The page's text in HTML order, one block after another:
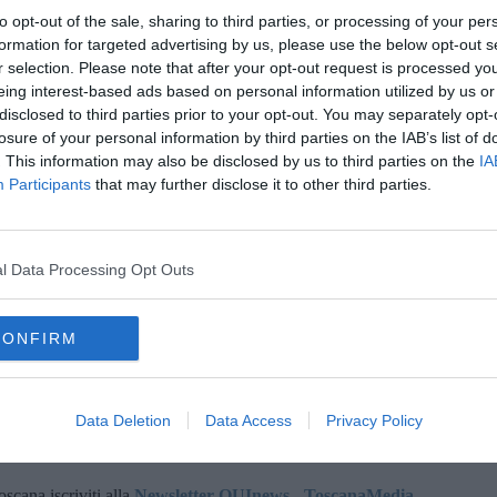
opt-out of the sale, sharing to third parties, or processing of your
for targeted advertising by us, please use the below opt-out
selection. Please note that after your opt-out request is processed
interest-based ads based on personal information utilized by us
to third parties prior to your opt-out. You may separately
of your personal information by third parties on the IAB’s list of
This information may also be disclosed by us to third parties on the
Participants that may further disclose it to other third parties.
Data Processing Opt Outs
Data Deletion Data Access Privacy Policy
in area Covid: 30 pazienti di cui 10 nel setting di media
ieri: 2 ingressi, 6 dimissioni.
è la seguente:al San Donato di Arezzoci sono
ieri) si trova in "Terapia Intensiva". L'azienda Sanitaria
il60 per centodei ricoverati non è vaccinato.
area Covid sono 13 (il 60 per cento non è vaccinato) mentre
cento non è vaccinato). Nessun decesso.
294 senesi. Attualmente sono 2.918 i senesi ancora
(ieri 507)
e di questi 198 risiedono in provincia di Arezzo,
ed è aggiornato rispetto alle anticipazioni di stamani.